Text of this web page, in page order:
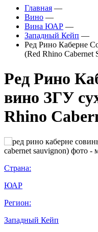
Главная —
Вино —
Вина ЮАР —
Западный Кейп —
Ред Рино Каберне
(Red Rhino Cabernet
Ред Рино
вино ЗГУ
Rhino
Страна:
ЮАР
Регион:
Западный Кейп